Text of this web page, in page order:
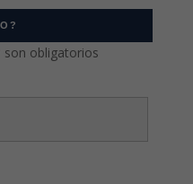
son obligatorios